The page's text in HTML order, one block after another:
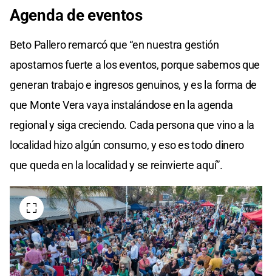
Agenda de eventos
Beto Pallero remarcó que “en nuestra gestión
apostamos fuerte a los eventos, porque sabemos que
generan trabajo e ingresos genuinos, y es la forma de
que Monte Vera vaya instalándose en la agenda
regional y siga creciendo. Cada persona que vino a la
localidad hizo algún consumo, y eso es todo dinero
que queda en la localidad y se reinvierte aquí”.